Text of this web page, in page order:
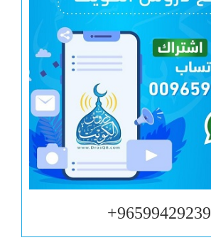
96599429239+